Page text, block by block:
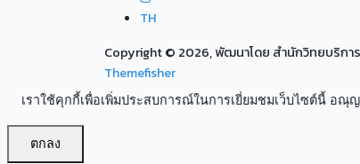
TH
Copyright © 2026, พัฒนาโดย สำนักวิทยบริกา
Themefisher
เราใช้คุกกี้เพื่อเพิ่มประสบการณ์ในการเยี่ยมชมเว็บไซต์นี้ อ
ตกลง